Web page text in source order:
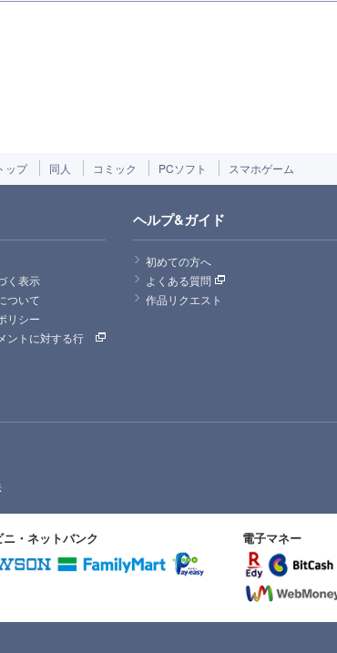
ップ 同人 コミック PCソフト スマホゲーム
く表示
ついて
リシー
ントに対する行
ヘルプ&ガイド
初めての方へ
よくある質問
作品リクエスト
ニ・ネットバンク 電子マネー